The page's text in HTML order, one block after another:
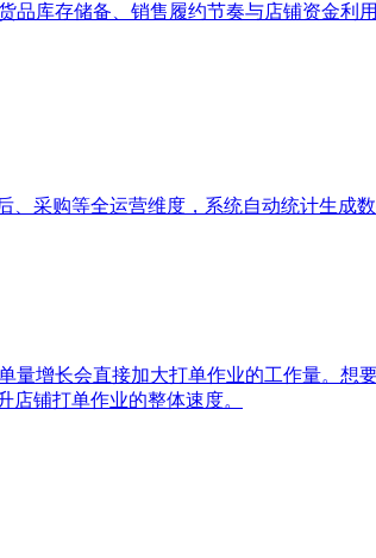
库存储备、销售履约节奏与店铺资金利
采购等全运营维度，系统自动统计生成
增长会直接加大打单作业的工作量。想
铺打单作业的整体速度。